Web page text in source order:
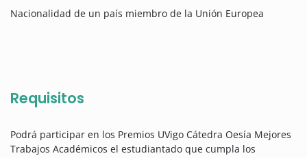
Nacionalidad de un país miembro de la Unión Europea
Requisitos
Podrá participar en los Premios UVigo Cátedra Oesía Mejores
Trabajos Académicos el estudiantado que cumpla los